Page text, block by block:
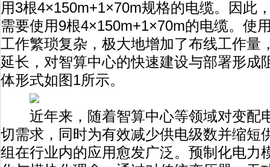
用3根4×150m+1×70m规格的电缆。因此
需要使用9根4×150m+1×70m的电缆。使
工作繁琐复杂，极大地增加了布线工作量
延长，对智算中心的快速建设与部署形成
体形式如图1所示。
近年来，随着智算中心等领域对变配
切需求，同时为有效减少供电级数并缩短
组在行业内的应用愈发广泛。预制化电力